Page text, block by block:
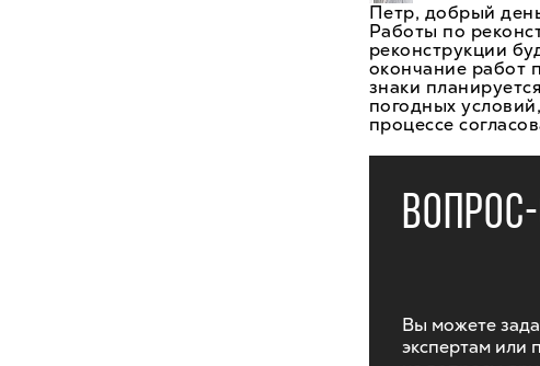
Петр, добрый
Работы по
реконструкции
окончание работ
знаки
погодных
процессе
Вы можете
экспертам или